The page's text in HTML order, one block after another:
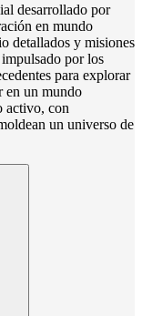
desarrollado por
en mundo
detallados y misiones
por los
para explorar
en un mundo
activo, con
un universo de